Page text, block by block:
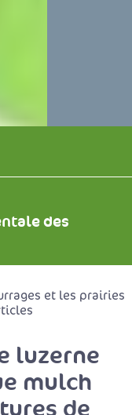
des
et les prairies
luzerne
mulch
de